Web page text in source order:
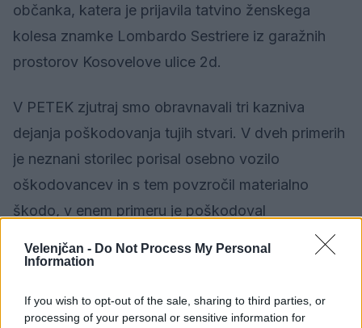
Velenjčan - Do Not Process My Personal
Information
If you wish to opt-out of the sale, sharing to third parties, or
processing of your personal or sensitive information for
občanka, katera je prijavila tatvino ženskega
kolesa znamke Lombardo Sestriere iz garažnih
prostorov Kosovelove ulice 2d.
V PETEK zjutraj smo obravnavali tri kazniva
dejanja poškodovanja tujih stvari. V dveh primerih
je neznani storilec porisal osebno vozilo
oškodovancev in s tem povzročil materialno
škodo, v enem primeru je poškodoval
katera je naznanila kaznivo dejanje Groženj. V